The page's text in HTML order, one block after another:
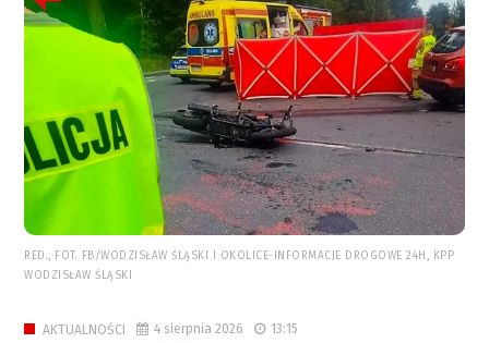
RED., FOT. FB/WODZISŁAW ŚLĄSKI I OKOLICE-INFORMACJE DROGOWE 24H, KPP
WODZISŁAW ŚLĄSKI
AKTUALNOŚCI 4 sierpnia 2026 13:15